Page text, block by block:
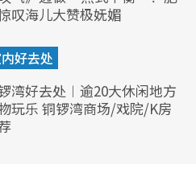
叹海儿大赞极妩媚
好去处
湾好去处︱逾20大休闲地方
玩乐 铜锣湾商场/戏院/K房